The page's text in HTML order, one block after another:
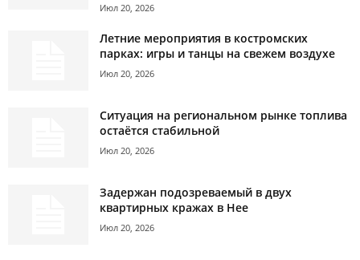
Июл 20, 2026
Летние мероприятия в костромских
парках: игры и танцы на свежем воздухе
Июл 20, 2026
Ситуация на региональном рынке топлива
остаётся стабильной
Июл 20, 2026
Задержан подозреваемый в двух
квартирных кражах в Нее
Июл 20, 2026